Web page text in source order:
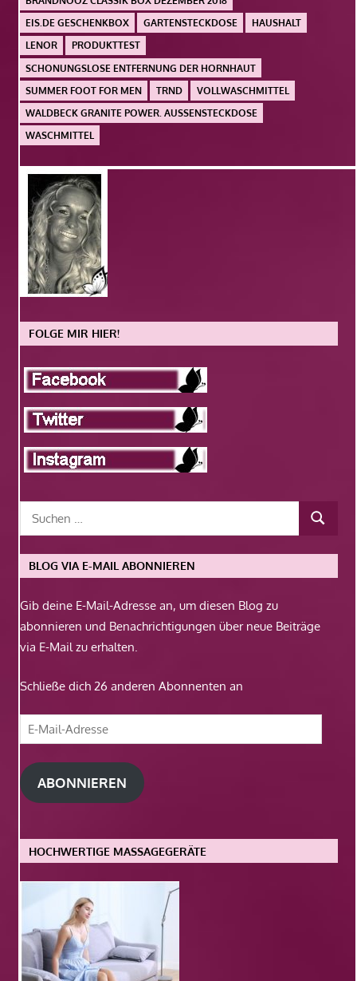
EIS.DE GESCHENKBOX
GARTENSTECKDOSE
HAUSHALT
LENOR
PRODUKTTEST
SCHONUNGSLOSE ENTFERNUNG DER HORNHAUT
SUMMER FOOT FOR MEN
TRND
VOLLWASCHMITTEL
WALDBECK GRANITE POWER. AUSSENSTECKDOSE
WASCHMITTEL
FOLGE MIR HIER!
BLOG VIA E-MAIL ABONNIEREN
Gib deine E-Mail-Adresse an, um diesen Blog zu
abonnieren und Benachrichtigungen über neue Beiträge
via E-Mail zu erhalten.
Schließe dich 26 anderen Abonnenten an
E-
Mail-
Adresse
ABONNIEREN
HOCHWERTIGE MASSAGEGERÄTE